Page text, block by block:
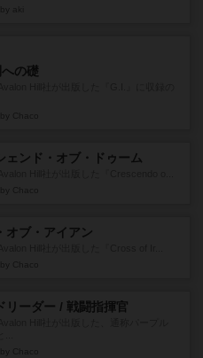
の礎
ェンド・オブ・ドゥーム
オブ・アイアン
リーダー / 戦闘指揮官